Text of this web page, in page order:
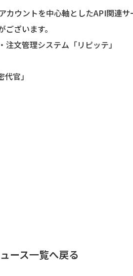
ウントを中心軸としたAPI関連
ざいます。
文管理システム「リピッテ」
官」
ース一覧へ戻る